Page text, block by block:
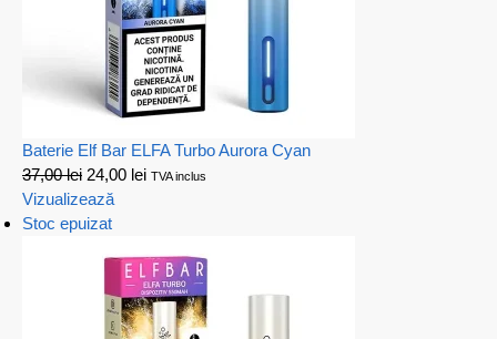
Baterie Elf Bar ELFA Turbo Aurora Cyan
37,00lei 24,00 lei TVA inclus
Vizualizează
Stoc epuizat